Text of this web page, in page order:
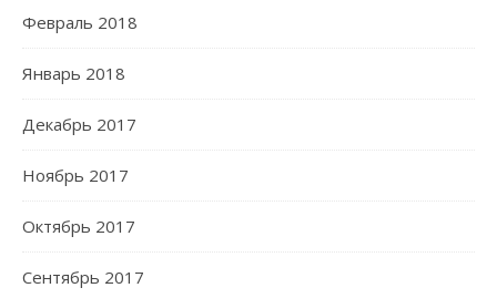
Февраль 2018
Январь 2018
Декабрь 2017
Ноябрь 2017
Октябрь 2017
Сентябрь 2017